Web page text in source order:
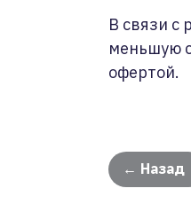
В связи с
меньшую
офертой.
← Назад